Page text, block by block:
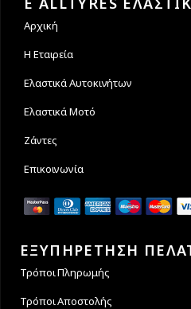
Αρχική
Η Εταιρεία
Ελαστικά Αυτοκινήτων
Ελαστικά Μοτό
Ζάντες
Επικοινωνία
ΕΞΥΠΗΡΕΤΗΣΗ
Τρόποι Πληρωμής
Τρόποι Αποστολής